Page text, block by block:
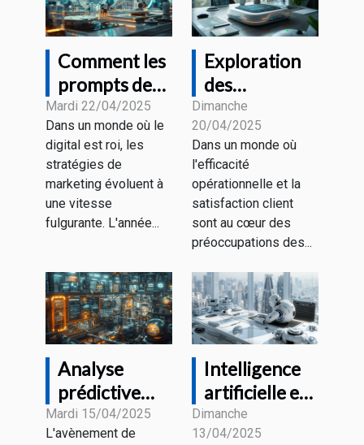
Comment les
prompts de
ChatGPT
transforment
le marketing
numérique en
2025
Mardi 22/04/2025
Dans un monde où le
digital est roi, les
stratégies de
marketing évoluent à
une vitesse
fulgurante. L'année...
Exploration
des
avantages
des chatbots
pour les
entreprises
modernes
Dimanche
20/04/2025
Dans un monde où
l'efficacité
opérationnelle et la
satisfaction client
sont au cœur des
préoccupations des...
Analyse
prédictive
dans
l'industrie 4.0
Mardi 15/04/2025
L'avènement de
Intelligence
artificielle et
emploi quels
métiers
Dimanche
13/04/2025